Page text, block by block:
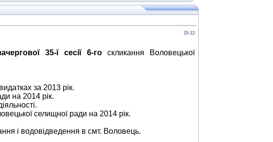
15:12
35-ї сесії 6-го скликання Воловецької
за 2013 рік.
на 2014 рік.
селищної ради на 2014 рік.
і водовідведення в смт. Воловець.